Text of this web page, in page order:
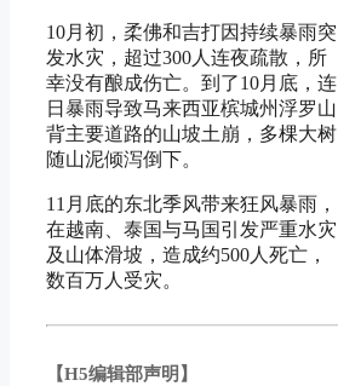
10月初，柔佛和吉打因持续暴雨突
发水灾，超过300人连夜疏散，所
幸没有酿成伤亡。到了10月底，连
日暴雨导致马来西亚槟城州浮罗山
背主要道路的山坡土崩，多棵大树
随山泥倾泻倒下。
11月底的东北季风带来狂风暴雨，
在越南、泰国与马国引发严重水灾
及山体滑坡，造成约500人死亡，
数百万人受灾。
【H5编辑部声明】